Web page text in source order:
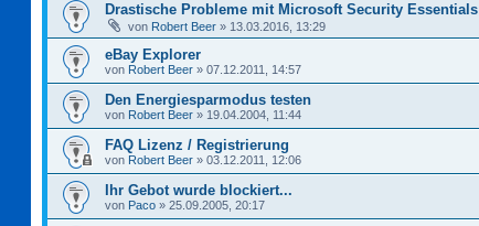
Drastische Probleme mit Microsoft Security Essentials
von Robert Beer » 13.03.2016, 13:29
eBay Explorer
von Robert Beer » 07.12.2011, 14:57
Den Energiesparmodus testen
von Robert Beer » 19.04.2004, 11:44
FAQ Lizenz / Registrierung
von Robert Beer » 03.12.2011, 12:06
Ihr Gebot wurde blockiert...
von Paco » 25.09.2005, 20:17